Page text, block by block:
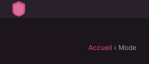
Accueil › Mode